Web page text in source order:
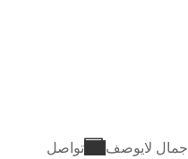
جمال لايوصف تواصل